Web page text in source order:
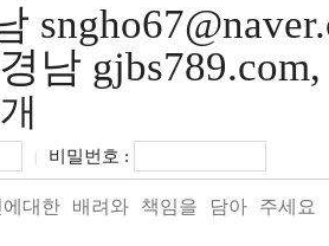
남
개
비밀번호 :